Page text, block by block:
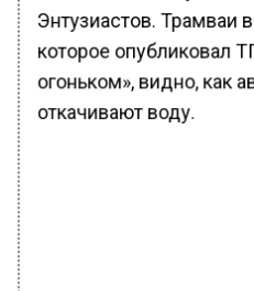
Энтузиастов. Трамваи
которое опубликовал
огоньком», видно, как
откачивают воду.